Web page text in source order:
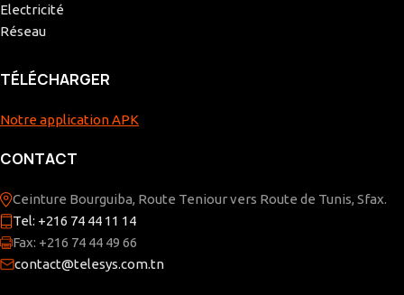
Electricité
Réseau
TÉLÉCHARGER
Notre application APK
CONTACT
Ceinture Bourguiba, Route Teniour vers Route de Tunis, Sfax.
Tel: +216 74 44 11 14
Fax: +216 74 44 49 66
contact@telesys.com.tn